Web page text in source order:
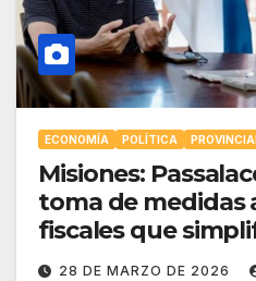
ECONOMÍA POLÍTICA
Misiones:
toma de medidas
fiscales que
y disminuye
28 DE MARZO DE 2026